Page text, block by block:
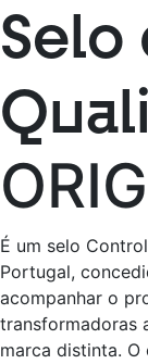
VOLTAR
[searchandfilter
Selo
É um selo
Portugal,
acompanhar o
transformadoras
marca distinta.
[…]